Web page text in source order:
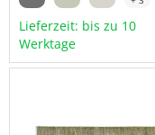
Lieferzeit: bis zu 10
Werktage